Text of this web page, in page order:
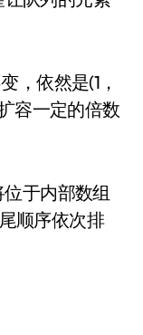
依然是(1，
容一定的倍数
内部数组
顺序依次排